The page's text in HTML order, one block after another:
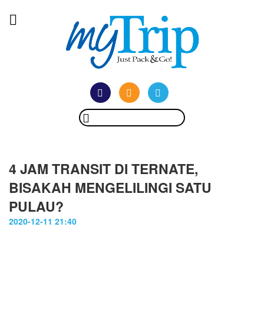
4 JAM TRANSIT DI TERNATE,
BISAKAH MENGELILINGI SATU
PULAU?
2020-12-11 21:40